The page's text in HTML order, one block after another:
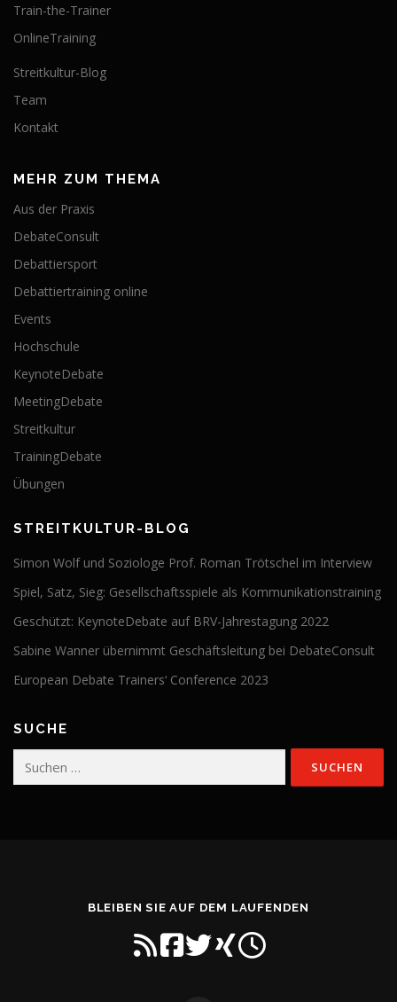
Train-the-Trainer
OnlineTraining
Streitkultur-Blog
Team
Kontakt
MEHR ZUM THEMA
Aus der Praxis
DebateConsult
Debattiersport
Debattiertraining online
Events
Hochschule
KeynoteDebate
MeetingDebate
Streitkultur
TrainingDebate
Übungen
STREITKULTUR-BLOG
Simon Wolf und Soziologe Prof. Roman Trötschel im Interview
Spiel, Satz, Sieg: Gesellschaftsspiele als Kommunikationstraining
Geschützt: KeynoteDebate auf BRV-Jahrestagung 2022
Sabine Wanner übernimmt Geschäftsleitung bei DebateConsult
European Debate Trainers‘ Conference 2023
SUCHE
BLEIBEN SIE AUF DEM LAUFENDEN